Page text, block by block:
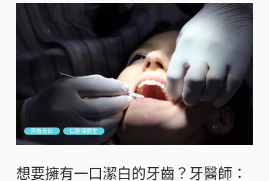
牙齒美白 口腔保健室
想要擁有一口潔白的牙齒？牙醫師：